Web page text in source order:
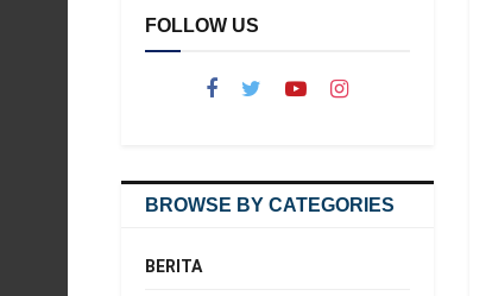
FOLLOW US
BROWSE BY CATEGORIES
BERITA